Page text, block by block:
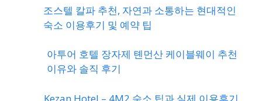
조스텔 칼파 추천, 자연과 소통하는 현대적인
숙소 이용후기 및 예약 팁
아투어 호텔 장자제 톈먼산 케이블웨이 추천
이유와 솔직 후기
Kezan Hotel – 4M2 숙소 팁과 실제 이용후기,